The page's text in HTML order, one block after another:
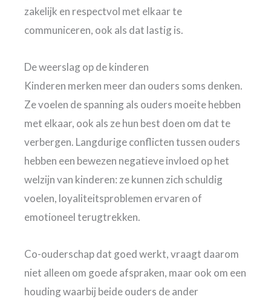
zakelijk en respectvol met elkaar te
communiceren, ook als dat lastig is.
De weerslag op de kinderen
Kinderen merken meer dan ouders soms denken.
Ze voelen de spanning als ouders moeite hebben
met elkaar, ook als ze hun best doen om dat te
verbergen. Langdurige conflicten tussen ouders
hebben een bewezen negatieve invloed op het
welzijn van kinderen: ze kunnen zich schuldig
voelen, loyaliteitsproblemen ervaren of
emotioneel terugtrekken.
Co-ouderschap dat goed werkt, vraagt daarom
niet alleen om goede afspraken, maar ook om een
houding waarbij beide ouders de ander